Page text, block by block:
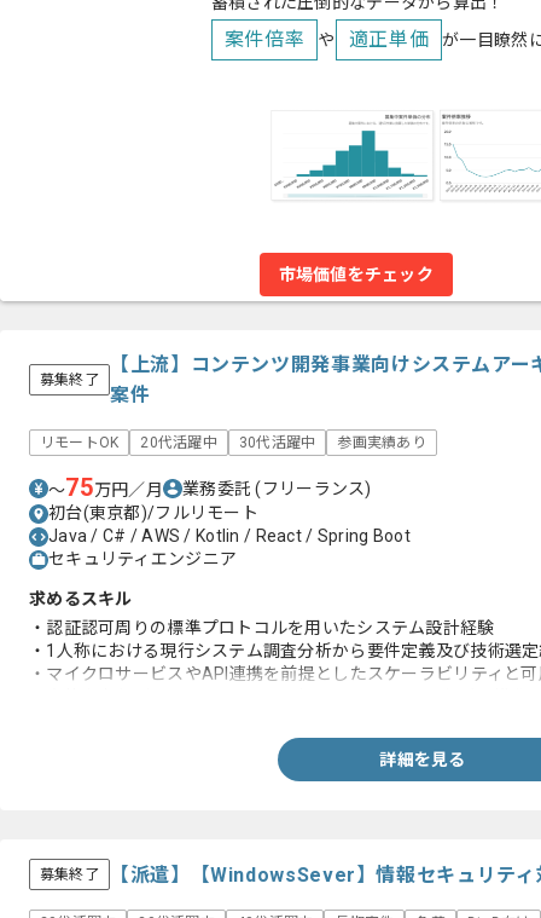
案件倍率 や 適正単価 が一目瞭然
市場価値をチェック
募集終了
【上流】コンテンツ開発事業向けシステムア
案件
リモートOK 20代活躍中 30代活躍中 参画実績あり
〜75万円／月 業務委託(フリーランス)
初台(東京都)/フルリモート
Java / C# / AWS / Kotlin / React / Spring Boot
セキュリティエンジニア
求めるスキル
・認証認可周りの標準プロトコルを用いたシステム設計経験
・1人称における現行システム調査分析から要件定義及び技術選
・マイクロサービスやAPI連携を前提としたスケーラビリティと
詳細を見る
募集終了 【派遣】【WindowsSever】情報セキュリテ